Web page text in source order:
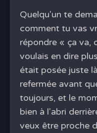
Quelqu'un te
comment tu vas
répondre « ça va,
voulais en dire
était posée juste
refermée avant
toujours, et le
bien à l'abri
veux être proche